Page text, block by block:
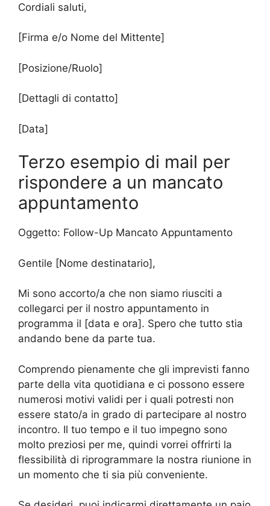
Cordiali saluti,
[Firma e/o Nome del Mittente]
[Posizione/Ruolo]
[Dettagli di contatto]
[Data]
Terzo esempio di mail per
rispondere a un mancato
appuntamento
Oggetto: Follow-Up Mancato Appuntamento
Gentile [Nome destinatario],
Mi sono accorto/a che non siamo riusciti a
collegarci per il nostro appuntamento in
programma il [data e ora]. Spero che tutto stia
andando bene da parte tua.
Comprendo pienamente che gli imprevisti fanno
parte della vita quotidiana e ci possono essere
numerosi motivi validi per i quali potresti non
essere stato/a in grado di partecipare al nostro
incontro. Il tuo tempo e il tuo impegno sono
molto preziosi per me, quindi vorrei offrirti la
flessibilità di riprogrammare la nostra riunione in
un momento che ti sia più conveniente.